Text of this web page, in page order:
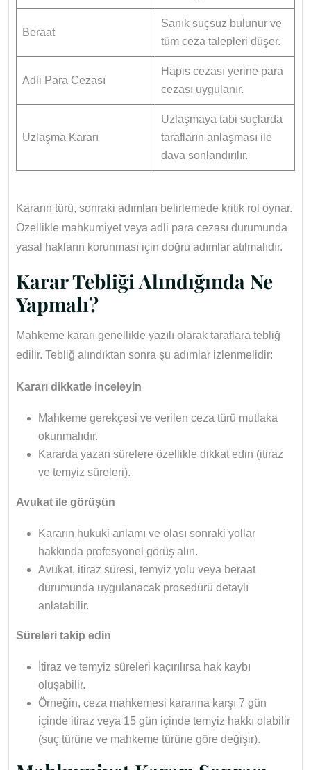
Beraat
Sanık suçsuz bulunur ve
tüm ceza talepleri düşer.
Adli Para Cezası
Hapis cezası yerine para
cezası uygulanır.
Uzlaşma Kararı
Uzlaşmaya tabi suçlarda
tarafların anlaşması ile
dava sonlandırılır.
Kararın türü, sonraki adımları belirlemede kritik rol oynar.
Özellikle mahkumiyet veya adli para cezası durumunda
yasal hakların korunması için doğru adımlar atılmalıdır.
Karar Tebliği Alındığında Ne
Yapmalı?
Mahkeme kararı genellikle yazılı olarak taraflara tebliğ
edilir. Tebliğ alındıktan sonra şu adımlar izlenmelidir:
Kararı dikkatle inceleyin
Mahkeme gerekçesi ve verilen ceza türü mutlaka
okunmalıdır.
Kararda yazan sürelere özellikle dikkat edin (itiraz
ve temyiz süreleri).
Avukat ile görüşün
Kararın hukuki anlamı ve olası sonraki yollar
hakkında profesyonel görüş alın.
Avukat, itiraz süresi, temyiz yolu veya beraat
durumunda uygulanacak prosedürü detaylı
anlatabilir.
Süreleri takip edin
İtiraz ve temyiz süreleri kaçırılırsa hak kaybı
oluşabilir.
Örneğin, ceza mahkemesi kararına karşı 7 gün
içinde itiraz veya 15 gün içinde temyiz hakkı olabilir
(suç türüne ve mahkeme türüne göre değişir).